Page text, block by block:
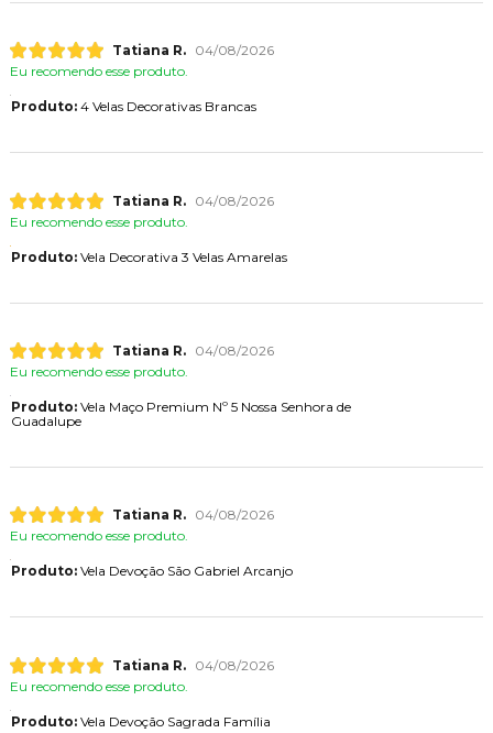
Tatiana R.
04/08/2026
Eu recomendo esse produto.
Produto:4 Velas Decorativas Brancas
Tatiana R.
04/08/2026
Eu recomendo esse produto.
Produto:Vela Decorativa 3 Velas Amarelas
Tatiana R.
04/08/2026
Eu recomendo esse produto.
Produto:Vela Maço Premium Nº 5 Nossa Senhora de
Guadalupe
Tatiana R.
04/08/2026
Eu recomendo esse produto.
Produto:Vela Devoção São Gabriel Arcanjo
Tatiana R.
04/08/2026
Eu recomendo esse produto.
Produto:Vela Devoção Sagrada Família